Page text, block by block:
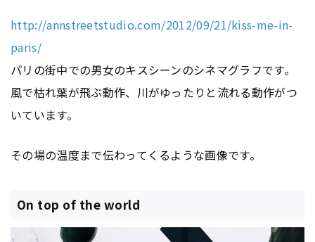
http://annstreetstudio.com/2012/09/21/kiss-me-in-
paris/
パリの街中での男女のキスシーンのシネマグラフです。
風で枯れ葉が飛ぶ動作、川がゆったりと流れる動作がつ
いています。
その場の温度まで伝わってくるような画像です。
On top of the world